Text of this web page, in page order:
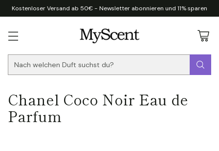
Nach welchen Duft suchst du?
Kostenloser Versand ab 50€ - Newsletter abonnieren und 11% sparen
Chanel Coco Noir Eau de
Parfum